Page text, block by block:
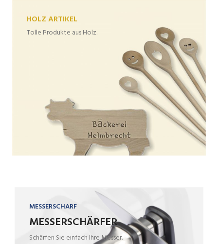
HOLZ ARTIKEL
Tolle Produkte aus Holz.
MESSERSCHARF
MESSERSCHÄRFER
Schärfen Sie einfach Ihre Messer.